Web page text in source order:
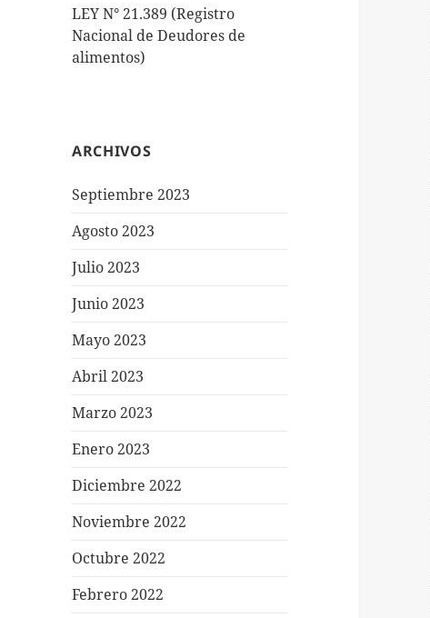
LEY N° 21.389 (Registro
Nacional de Deudores de
alimentos)
ARCHIVOS
Septiembre 2023
Agosto 2023
Julio 2023
Junio 2023
Mayo 2023
Abril 2023
Marzo 2023
Enero 2023
Diciembre 2022
Noviembre 2022
Octubre 2022
Febrero 2022